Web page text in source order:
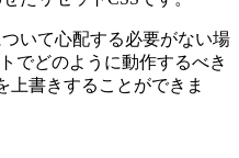
いて心配する必要がない場
でどのように動作するべき
上書きすることができま